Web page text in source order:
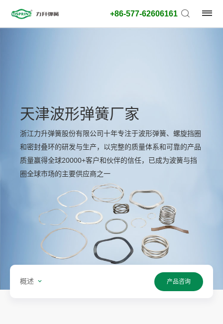
+86-577-62606161
天津波形弹簧厂家
浙江力升弹簧股份有限公司十年专注于波形弹簧、螺旋挡圈
和密封叠环的研发与生产，以完整的质量体系和可靠的产品
质量赢得全球20000+客户和伙伴的信任，已成为波簧与挡
圈全球市场的主要供应商之一
概述 产品咨询